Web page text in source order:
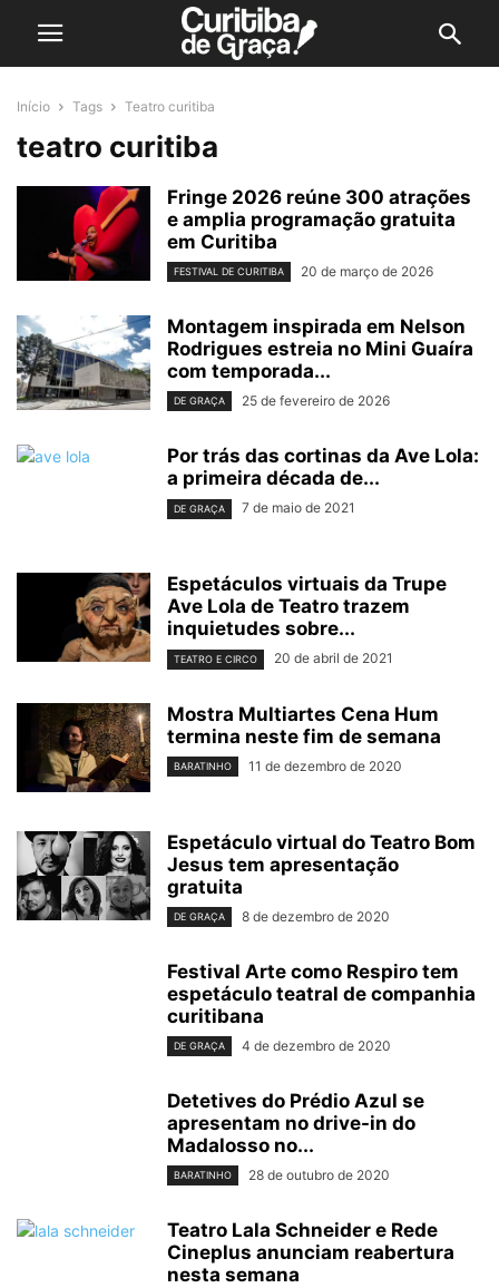
Início Tags Teatro curitiba
teatro curitiba
Fringe 2026 reúne 300 atrações
e amplia programação gratuita
em Curitiba
FESTIVAL DE CURITIBA 20 de março de 2026
Montagem inspirada em Nelson
Rodrigues estreia no Mini Guaíra
com temporada...
DE GRAÇA 25 de fevereiro de 2026
Por trás das cortinas da Ave Lola:
a primeira década de...
DE GRAÇA 7 de maio de 2021
Espetáculos virtuais da Trupe
Ave Lola de Teatro trazem
inquietudes sobre...
TEATRO E CIRCO 20 de abril de 2021
Mostra Multiartes Cena Hum
termina neste fim de semana
BARATINHO 11 de dezembro de 2020
Espetáculo virtual do Teatro Bom
Jesus tem apresentação
gratuita
DE GRAÇA 8 de dezembro de 2020
Festival Arte como Respiro tem
espetáculo teatral de companhia
curitibana
DE GRAÇA 4 de dezembro de 2020
Detetives do Prédio Azul se
apresentam no drive-in do
Madalosso no...
BARATINHO 28 de outubro de 2020
Teatro Lala Schneider e Rede
Cineplus anunciam reabertura
nesta semana